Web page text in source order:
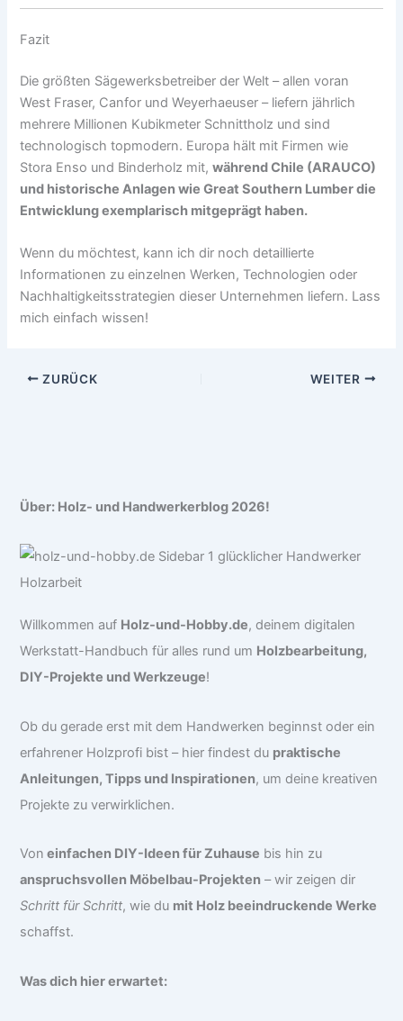
Fazit
Die größten Sägewerksbetreiber der Welt – allen voran
West Fraser, Canfor und Weyerhaeuser – liefern jährlich
mehrere Millionen Kubikmeter Schnittholz und sind
technologisch topmodern. Europa hält mit Firmen wie
Stora Enso und Binderholz mit,während Chile (ARAUCO)
und historische Anlagen wie Great Southern Lumber die
Entwicklung exemplarisch mitgeprägt haben.
Wenn du möchtest, kann ich dir noch detaillierte
Informationen zu einzelnen Werken, Technologien oder
Nachhaltigkeitsstrategien dieser Unternehmen liefern. Lass
mich einfach wissen!
ZURÜCK WEITER
Über: Holz- und Handwerkerblog 2026!
Willkommen auf Holz-und-Hobby.de, deinem digitalen
Werkstatt-Handbuch für alles rund um Holzbearbeitung,
DIY-Projekte und Werkzeuge!
Ob du gerade erst mit dem Handwerken beginnst oder ein
erfahrener Holzprofi bist – hier findest du praktische
Anleitungen, Tipps und Inspirationen, um deine kreativen
Projekte zu verwirklichen.
Von einfachen DIY-Ideen für Zuhause bis hin zu
anspruchsvollen Möbelbau-Projekten – wir zeigen dir
Schritt für Schritt, wie du mit Holz beeindruckende Werke
schaffst.
Was dich hier erwartet: